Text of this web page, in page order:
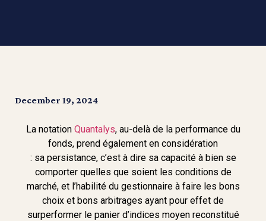
December 19, 2024
La notation Quantalys, au-delà de la performance du
fonds, prend également en considération
: sa persistance, c’est à dire sa capacité à bien se
comporter quelles que soient les conditions de
marché, et l’habilité du gestionnaire à faire les bons
choix et bons arbitrages ayant pour effet de
surperformer le panier d’indices moyen reconstitué